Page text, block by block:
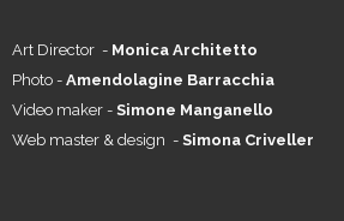
Art Director - Monica Architetto
Photo - Amendolagine Barracchia
Video maker - Simone Manganello
Web master & design - Simona Criveller